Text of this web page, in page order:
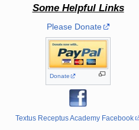
Some Helpful Links
Please Donate
Donate
Textus Receptus Academy Facebook